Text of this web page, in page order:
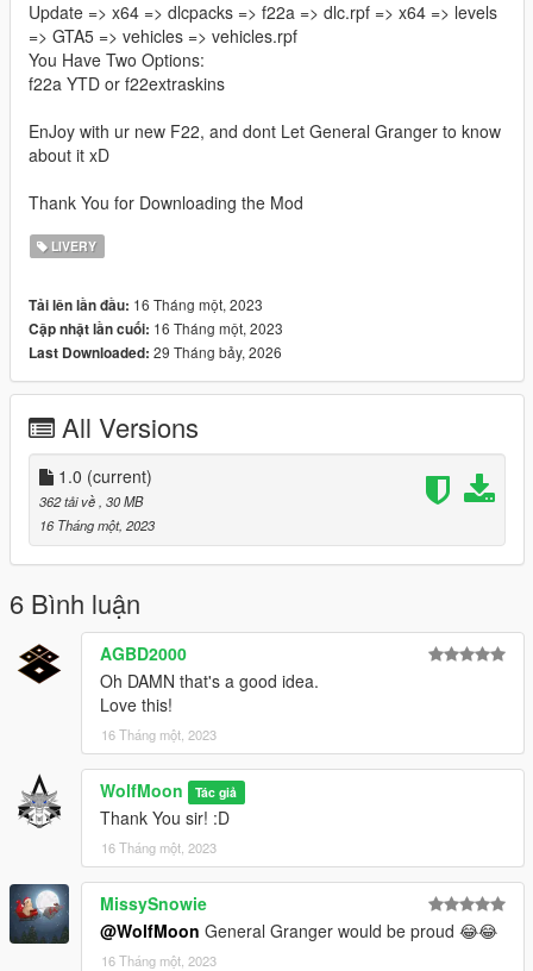
Update => x64 => dlcpacks => f22a => dlc.rpf => x64 => levels
=> GTA5 => vehicles => vehicles.rpf
You Have Two Options:
f22a YTD or f22extraskins
EnJoy with ur new F22, and dont Let General Granger to know
about it xD
Thank You for Downloading the Mod
LIVERY
Tải lên lần đầu: 16 Tháng một, 2023
Cập nhật lần cuối: 16 Tháng một, 2023
Last Downloaded: 29 Tháng bảy, 2026
All Versions
1.0 (current)
362 tải về , 30 MB
16 Tháng một, 2023
6 Bình luận
AGBD2000
Oh DAMN that's a good idea.
Love this!
16 Tháng một, 2023
WolfMoon Tác giả
Thank You sir! :D
16 Tháng một, 2023
MissySnowie
@WolfMoon General Granger would be proud 😂😂
16 Tháng một, 2023